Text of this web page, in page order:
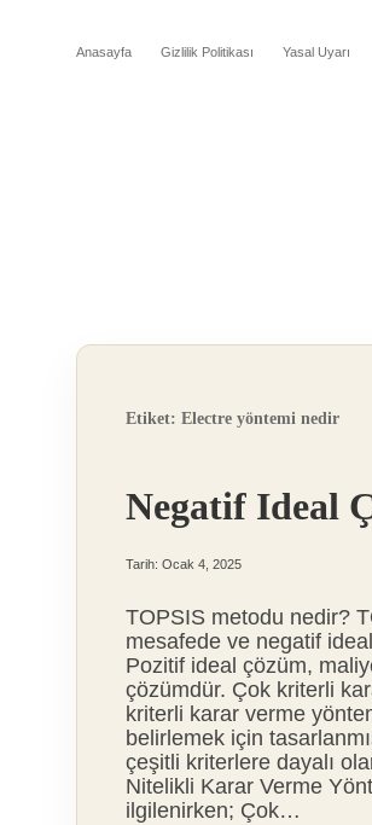
Anasayfa Gizlilik Politikası Yasal Uyarı
Etiket: Electre yöntemi nedir
Negatif Ideal
Tarih: Ocak 4, 2025
TOPSIS metodu nedir?
mesafede ve negatif
Pozitif ideal çözüm,
çözümdür. Çok kriterli
kriterli karar verme
belirlemek için
çeşitli kriterlere dayalı
Nitelikli Karar Verme
ilgilenirken; Çok…